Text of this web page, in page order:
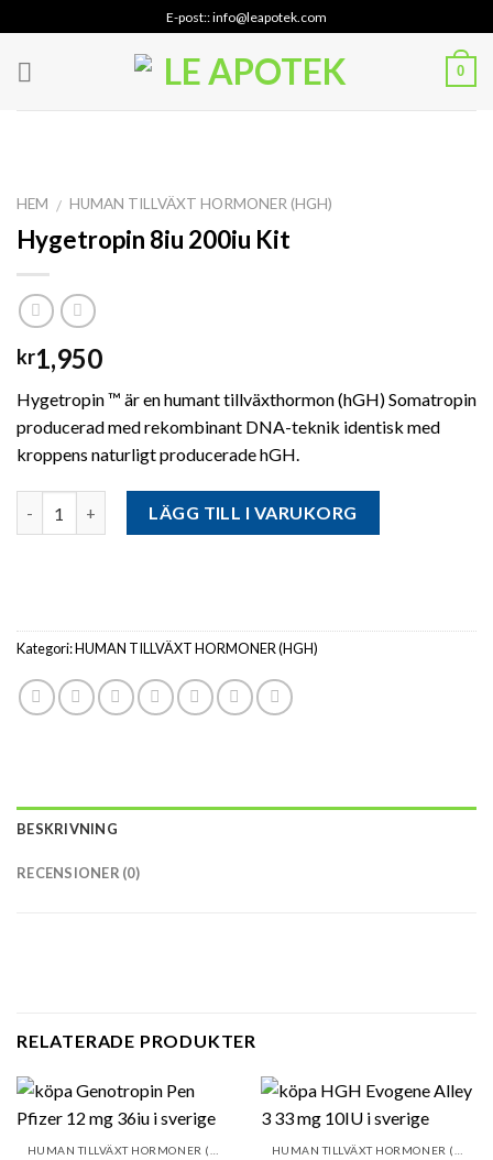
to
content
E-post:: info@leapotek.com
0
HEM / HUMAN TILLVÄXT HORMONER (HGH)
Hygetropin 8iu 200iu Kit
kr1,950
Hygetropin ™ är en humant tillväxthormon (hGH) Somatropin
producerad med rekombinant DNA-teknik identisk med
kroppens naturligt producerade hGH.
LÄGG TILL I VARUKORG
Kategori:HUMAN TILLVÄXT HORMONER (HGH)
BESKRIVNING
RECENSIONER (0)
RELATERADE PRODUKTER